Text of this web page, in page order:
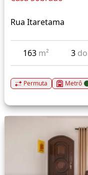
Rua Itaretama
163 m² 3
Permuta Metrô